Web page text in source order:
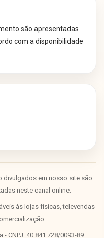
são apresentadas
com a disponibilidade
divulgados em nosso site são
neste canal online.
às lojas físicas, televendas
CNPJ: 40.841.728/0093-89